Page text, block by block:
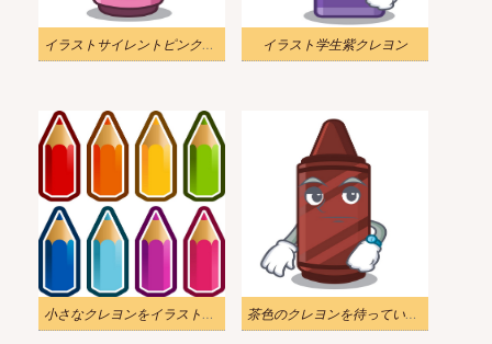
イラストサイレントピンククレヨン イラスト学生紫クレヨン
小さなクレヨンをイラストします 茶色のクレヨンを待っているイラスト